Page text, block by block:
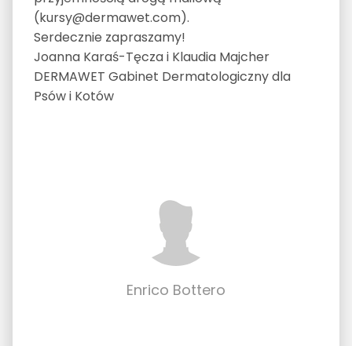
(kursy@dermawet.com).
Serdecznie zapraszamy!
Joanna Karaś-Tęcza i Klaudia Majcher
DERMAWET Gabinet Dermatologiczny dla
Psów i Kotów
Enrico Bottero